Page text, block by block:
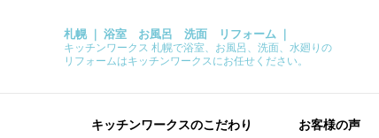
札幌 ｜ 浴室 お風呂 洗面 リフォーム ｜
キッチンワークス 札幌で浴室、お風呂、洗面、水廻りの
リフォームはキッチンワークスにお任せください。
キッチンワークスのこだわり お客様の声